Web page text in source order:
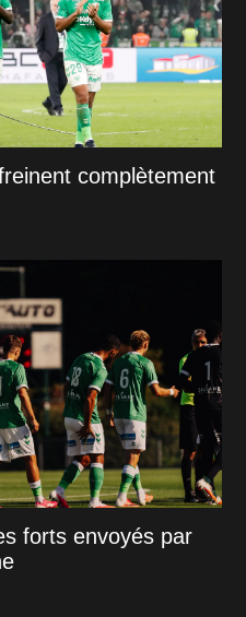
complètement
forts envoyés par